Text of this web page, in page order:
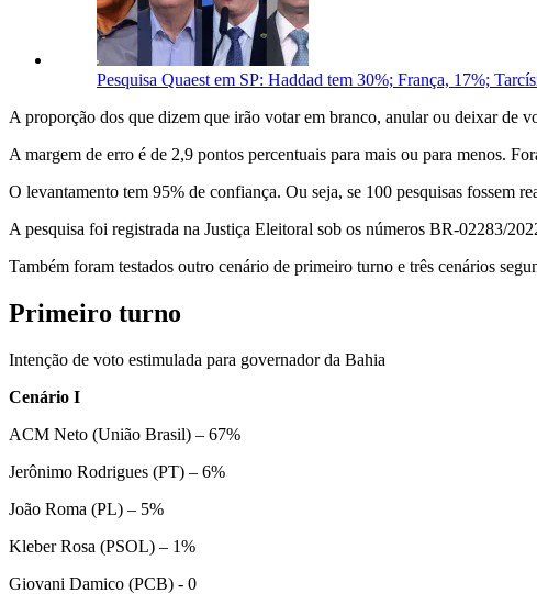
Pesquisa Quaest em SP: Haddad tem 30%; França, 17%;
A proporção dos que dizem que irão votar em branco, anular ou deixar de
A margem de erro é de 2,9 pontos percentuais para mais ou para menos.
O levantamento tem 95% de confiança. Ou seja, se 100 pesquisas fossem
A pesquisa foi registrada na Justiça Eleitoral sob os números BR-02283/
Também foram testados outro cenário de primeiro turno e três cenários
Primeiro turno
Intenção de voto estimulada para governador da Bahia
Cenário I
ACM Neto (União Brasil) – 67%
Jerônimo Rodrigues (PT) – 6%
João Roma (PL) – 5%
Kleber Rosa (PSOL) – 1%
Giovani Damico (PCB) - 0